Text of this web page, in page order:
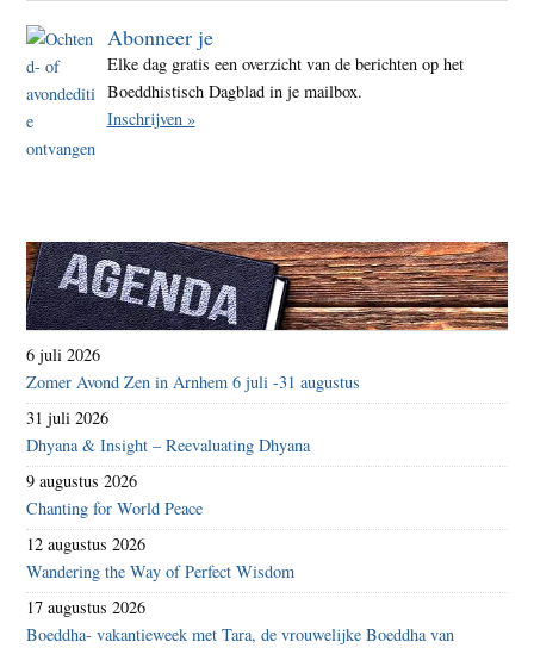
Abonneer je
Elke dag gratis een overzicht van de berichten op het
Boeddhistisch Dagblad in je mailbox.
Inschrijven »
6 juli 2026
Zomer Avond Zen in Arnhem 6 juli -31 augustus
31 juli 2026
Dhyana & Insight – Reevaluating Dhyana
9 augustus 2026
Chanting for World Peace
12 augustus 2026
Wandering the Way of Perfect Wisdom
17 augustus 2026
Boeddha- vakantieweek met Tara, de vrouwelijke Boeddha van